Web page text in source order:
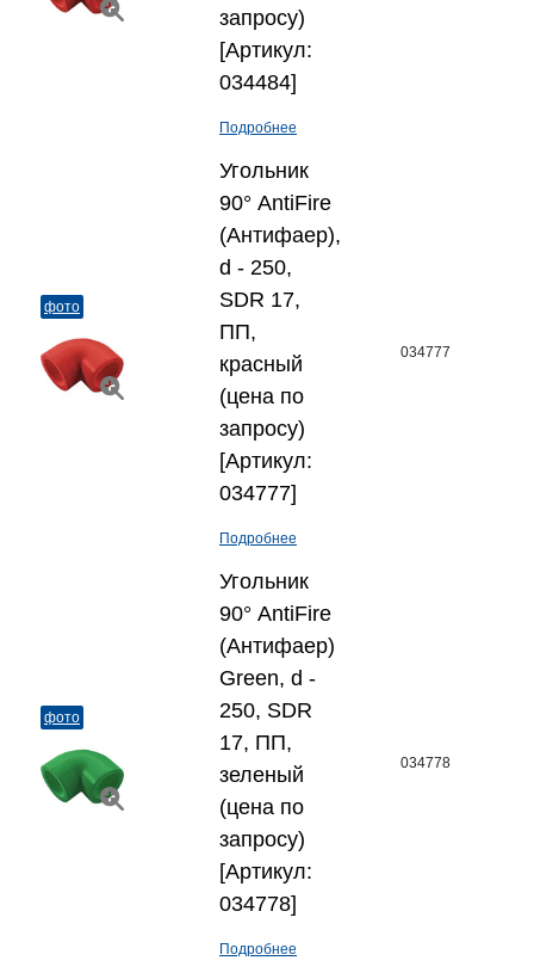
запросу)
[Артикул:
034484]
Подробнее
фото
Угольник
90° AntiFire
(Антифаер),
d - 250,
SDR 17,
ПП,
красный
(цена по
запросу)
[Артикул:
034777]
Подробнее
034777
фото
Угольник
90° AntiFire
(Антифаер)
Green, d -
250, SDR
17, ПП,
зеленый
(цена по
запросу)
[Артикул:
034778]
Подробнее
034778